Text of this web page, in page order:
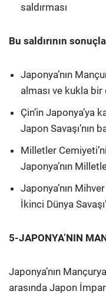
saldırması
Bu saldırının
Japonya’nın
alması ve kukla bir
Çin’in Japonya’ya
Japon Savaşı’nın
Milletler
Japonya’nın
Japonya’nın
İkinci Dünya
5-JAPONYA’NIN
Japonya’nın
arasında Japon